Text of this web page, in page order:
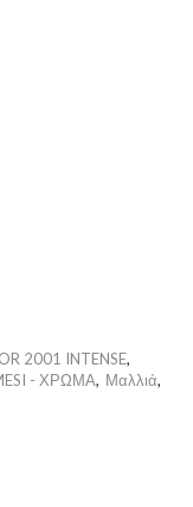
2001 INTENSE,
- ΧΡΩΜΑ, Μαλλιά,